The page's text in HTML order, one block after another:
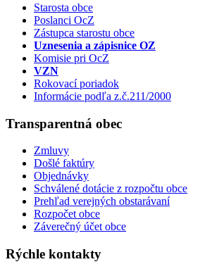
Starosta obce
Poslanci OcZ
Zástupca starostu obce
Uznesenia a zápisnice OZ
Komisie pri OcZ
VZN
Rokovací poriadok
Informácie podľa z.č.211/2000
Transparentná obec
Zmluvy
Došlé faktúry
Objednávky
Schválené dotácie z rozpočtu obce
Prehľad verejných obstarávaní
Rozpočet obce
Záverečný účet obce
Rýchle kontakty